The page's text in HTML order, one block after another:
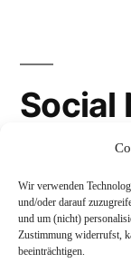
Wir verwenden
und/oder darauf
und um (nicht)
Zustimmung widerrufst,
beeinträchtigen.
Social
LinkedIn
Mastodon